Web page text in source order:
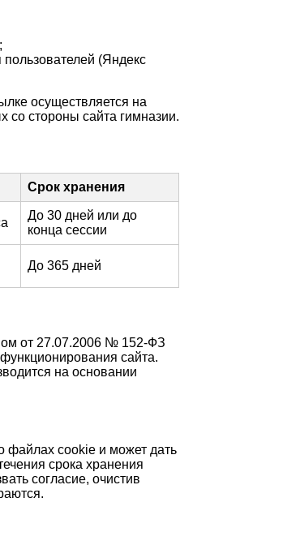
(Яндекс
осуществляется на
со стороны сайта гимназии.
Срок хранения
До 30 дней или до
конца сессии
До 365 дней
от 27.07.2006 № 152‑ФЗ
сайта.
на основании
файлах cookie и может дать
срока хранения
согласие, очистив